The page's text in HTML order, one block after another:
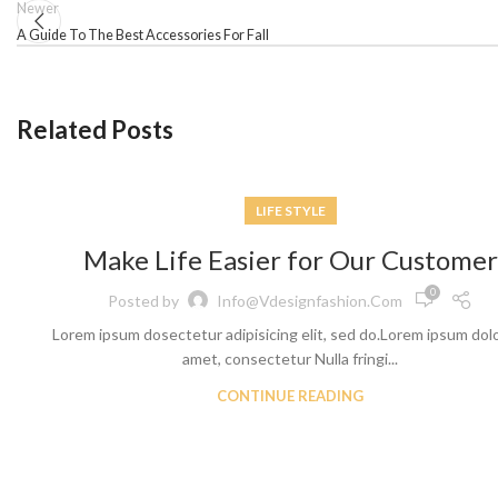
Skinny Jeans
Newer
A Guide To The Best Accessories For Fall
Related Posts
LIFE STYLE
Make Life Easier for Our Customer
Posted by Info@vdesignfashion.com 0
Lorem ipsum dosectetur adipisicing elit, sed do.Lorem ipsum
amet, consectetur Nulla fringi...
CONTINUE READING